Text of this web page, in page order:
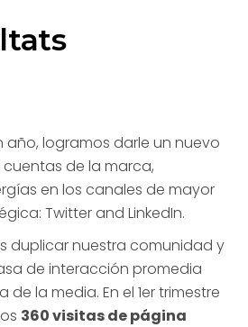
año, logramos darle un nuevo
de la marca,
en los canales de mayor
Twitter and LinkedIn.
duplicar nuestra comunidad y
de interacción promedia
de la media. En el 1er trimestre
360 visitas de página